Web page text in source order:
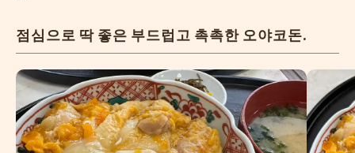
점심으로 딱 좋은 부드럽고 촉촉한 오야코돈.